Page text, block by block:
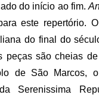
do início ao fim.
este repertório.
do final do
peças são cheias
de São Marcos,
Serenissima